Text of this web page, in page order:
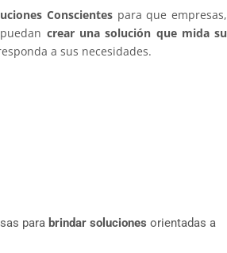
Conscientespara que empresas,
crear una solución que mida su
a sus necesidades.
para brindar soluciones orientadas a